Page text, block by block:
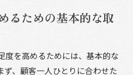
間のデザインがもたらす影
る環境作りの工夫
び方次第で変わる雰囲気
るための基本的な取
度を高めるためには、基本的な
ず、顧客一人ひとりに合わせた